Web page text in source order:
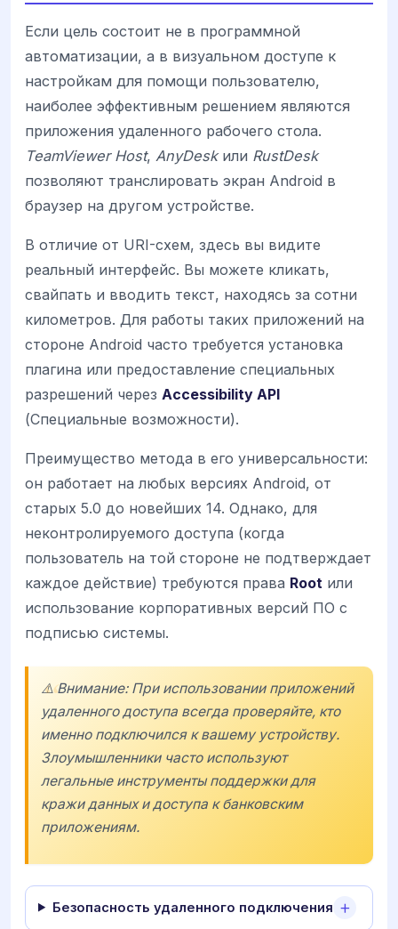
Если цель состоит не в программной
автоматизации, а в визуальном доступе к
настройкам для помощи пользователю,
наиболее эффективным решением являются
приложения удаленного рабочего стола.
TeamViewer Host, AnyDeskили RustDesk
позволяют транслировать экран Android в
браузер на другом устройстве.
В отличие от URI-схем, здесь вы видите
реальный интерфейс. Вы можете кликать,
свайпать и вводить текст, находясь за сотни
километров. Для работы таких приложений на
стороне Android часто требуется установка
плагина или предоставление специальных
разрешений через Accessibility API
(Специальные возможности).
Преимущество метода в его универсальности:
он работает на любых версиях Android, от
старых 5.0 до новейших 14. Однако, для
неконтролируемого доступа (когда
пользователь на той стороне не подтверждает
каждое действие) требуются права Root или
использование корпоративных версий ПО с
подписью системы.
⚠️ Внимание: При использовании приложений
удаленного доступа всегда проверяйте, кто
именно подключился к вашему устройству.
Злоумышленники часто используют
легальные инструменты поддержки для
кражи данных и доступа к банковским
приложениям.
Безопасность удаленного подключения